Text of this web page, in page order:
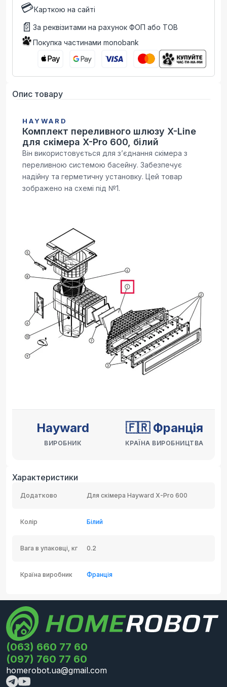
💳Карткою на сайті
📄 За реквізитами на рахунок ФОП або ТОВ
Покупка частинами monobank
Опис товару
HAYWARD
Комплект переливного шлюзу X-Line
для скімера X-Pro 600, білий
Він використовується для з’єднання скімера з
переливною системою басейну. Забезпечує
надійну та герметичну установку. Цей товар
зображено на схемі під №1.
Hayward
ВИРОБНИК
🇫🇷 Франція
КРАЇНА ВИРОБНИЦТВА
Характеристики
Додатково Для скімера Hayward X-Pro 600
Колір Білий
Вага в упаковці, кг 0.2
Країна виробник Франція
(063) 660 77 60
(097) 760 77 60
homerobot.ua@gmail.com